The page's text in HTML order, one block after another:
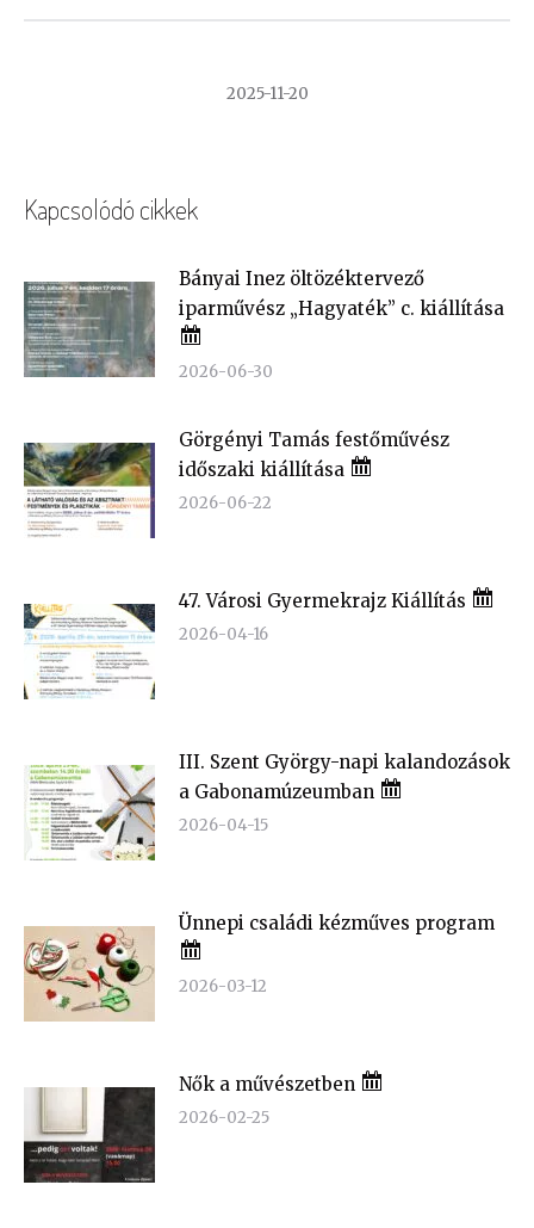
2025-11-20
Kapcsolódó cikkek
Bányai Inez öltözéktervező
iparművész „Hagyaték” c. kiállítása
2026-06-30
Görgényi Tamás festőművész
időszaki kiállítása
2026-06-22
47. Városi Gyermekrajz Kiállítás
2026-04-16
III. Szent György-napi kalandozások
a Gabonamúzeumban
2026-04-15
Ünnepi családi kézműves program
2026-03-12
Nők a művészetben
2026-02-25